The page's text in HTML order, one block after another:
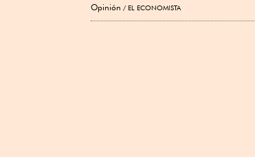
Opinión EL ECONOMISTA